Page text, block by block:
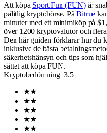
USDT Futures
Att köpa Sport.Fun (FUN) är
pålitlig kryptobörse. På Bitrue
minuter med ett minimiköp på
över 1200 kryptovalutor och
Den här guiden förklarar hur du
inklusive de bästa
säkerhetshänsyn och tips som
sättet att köpa FUN.
Kryptobedömning 3.5
★★
★★
★★
★★
★★